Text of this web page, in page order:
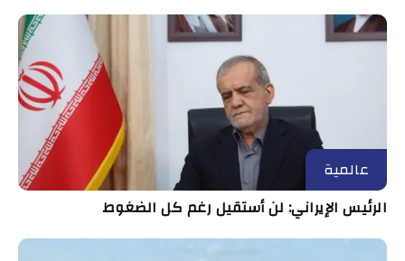
عالمية
الرئيس الإيراني: لن أستقيل رغم كل الضغوط